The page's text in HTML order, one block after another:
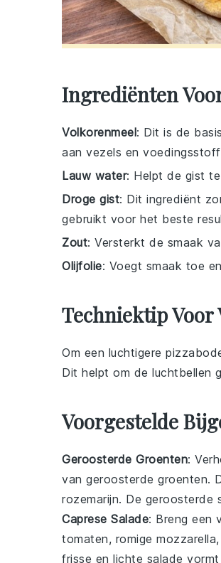
Ingrediënten
Volkorenmeel: Dit is de
aan vezels en
Lauw water: Helpt de gist
Droge gist: Dit ingrediënt
gebruikt voor het beste
Zout: Versterkt de smaak
Olijfolie: Voegt smaak toe
Techniektip Voor
Om een luchtigere
Dit helpt om de luchtbellen
Voorgestelde
Geroosterde Groenten:
van geroosterde groenten.
rozemarijn. De geroosterde
Caprese Salade: Breng een
tomaten, romige mozzarella
frisse en lichte salade